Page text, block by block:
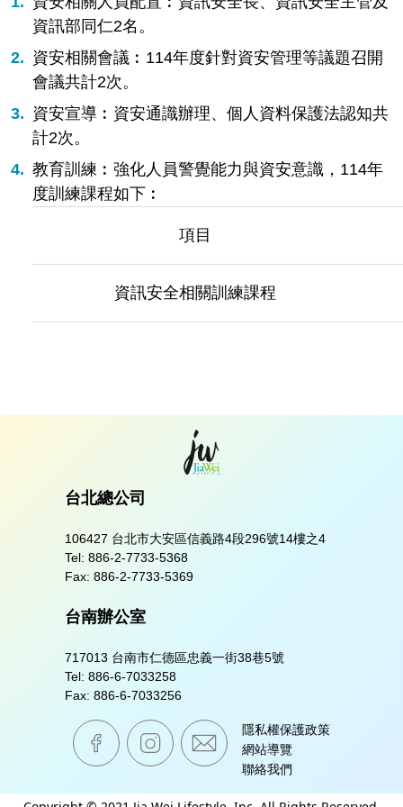
資訊部同仁2名。
資安相關會議︰114年度針對資安管理等議題召開
會議共計2次。
資安宣導︰資安通識辦理、個人資料保護法認知共
計2次。
教育訓練︰強化人員警覺能力與資安意識，114年
度訓練課程如下︰
項目
資訊安全相關訓練課程
台北總公司
106427 台北市大安區信義路4段296號14樓之4
Tel: 886-2-7733-5368
Fax: 886-2-7733-5369
台南辦公室
717013 台南市仁德區忠義一街38巷5號
Tel: 886-6-7033258
Fax: 886-6-7033256
嘉威生活臉書粉絲專業
嘉威生活instagram
mail
隱私權保護政策
網站導覽
聯絡我們